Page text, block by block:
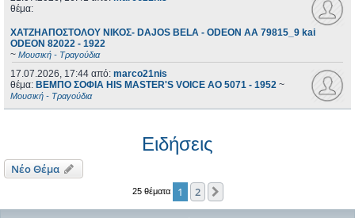
θέμα:
ΧΑΤΖΗΑΠΟΣΤΟΛΟΥ ΝΙΚΟΣ- DAJOS BELA - ODEON AA 79815_9 kai
ODEON 82022 - 1922
~ Μουσική - Τραγούδια
17.07.2026, 17:44 από: marco21nis
θέμα: ΒΕΜΠΟ ΣΟΦΙΑ HIS MASTER'S VOICE AO 5071 - 1952 ~
Μουσική - Τραγούδια
Ειδήσεις
Νέο Θέμα
25 θέματα 1 2